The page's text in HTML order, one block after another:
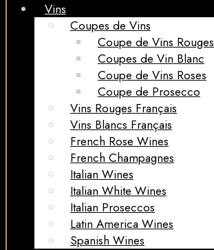
Vins
Coupes de Vins
Coupe de Vins Rouges
Coupes de Vin Blanc
Coupe de Vins Roses
Coupe de Prosecco
Vins Rouges Français
Vins Blancs Français
French Rose Wines
French Champagnes
Italian Wines
Italian White Wines
Italian Proseccos
Latin America Wines
Spanish Wines